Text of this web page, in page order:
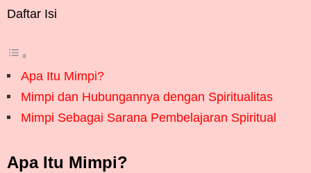
Daftar Isi
Apa Itu Mimpi?
Mimpi dan Hubungannya dengan Spiritualitas
Mimpi Sebagai Sarana Pembelajaran Spiritual
Apa Itu Mimpi?